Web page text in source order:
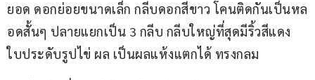
ยอด ดอกย่อยขนาดเล็ก กลีบดอกสีขาว โคนติดกันเป็นหล
อดสั้นๆ ปลายแยกเป็น 3 กลีบ กลีบใหญ่ที่สุดมีริ้วสีแดง
ใบประดับรูปไข่ ผล เป็นผลแห้งแตกได้ ทรงกลม